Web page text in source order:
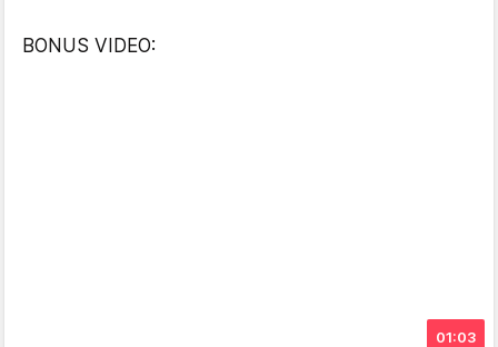
BONUS VIDEO:
01:03